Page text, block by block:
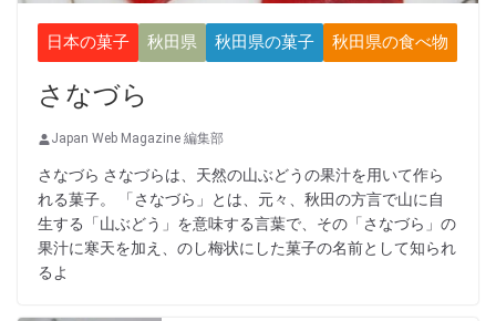
日本の菓子 秋田県 秋田県の菓子 秋田県の食べ物
さなづら
Japan Web Magazine 編集部
さなづら さなづらは、天然の山ぶどうの果汁を用いて作ら
れる菓子。 「さなづら」とは、元々、秋田の方言で山に自
生する「山ぶどう」を意味する言葉で、その「さなづら」の
果汁に寒天を加え、のし梅状にした菓子の名前として知られ
るよ